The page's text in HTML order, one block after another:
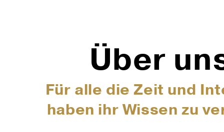
Über
Für alle die Zeit und
haben ihr Wissen zu